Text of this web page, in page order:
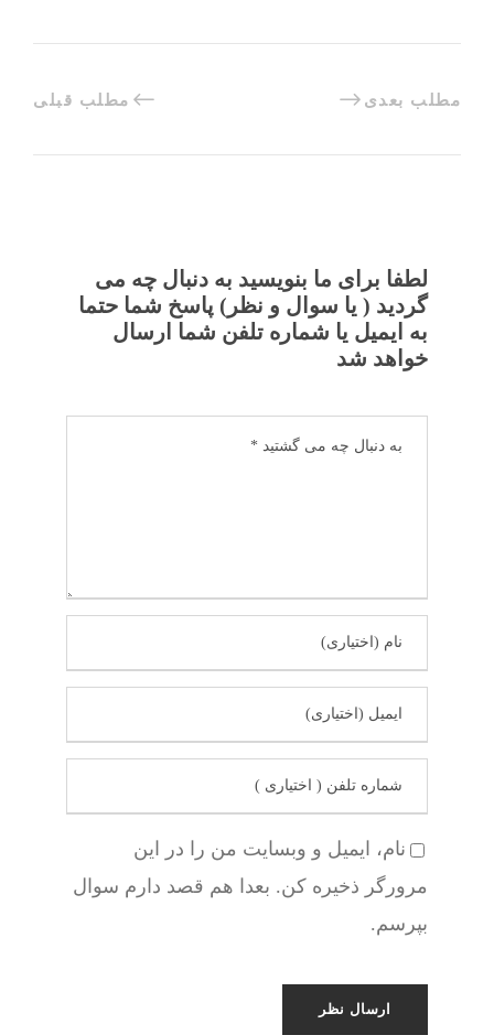
مطلب قبلی مطلب بعدی
لطفا برای ما بنویسید به دنبال چه می
گردید ( یا سوال و نظر) پاسخ شما حتما
به ایمیل یا شماره تلفن شما ارسال
خواهد شد
نام، ایمیل و وبسایت من را در این
مرورگر ذخیره کن. بعدا هم قصد دارم سوال
بپرسم.